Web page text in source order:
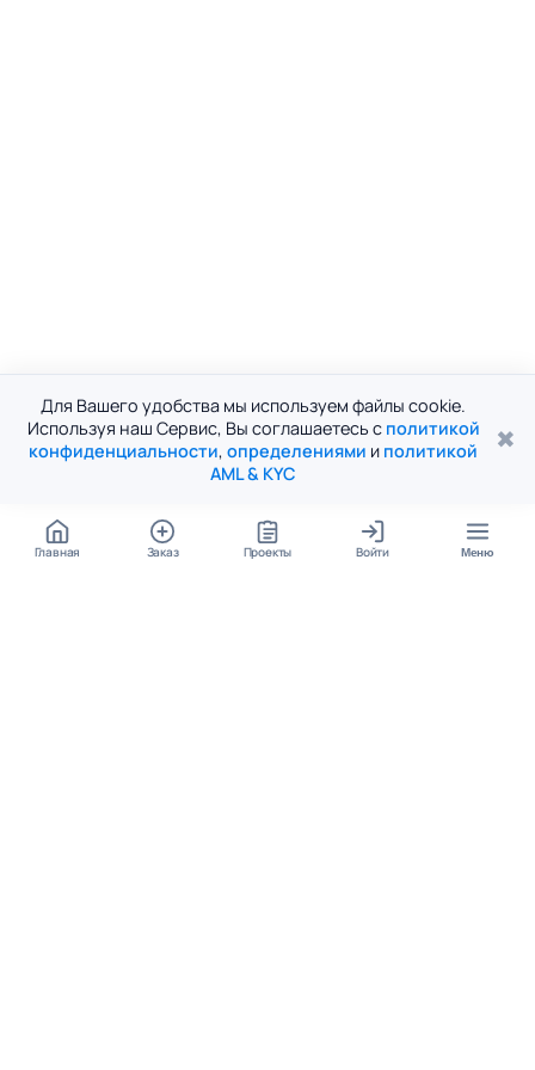
Для Вашего удобства мы используем файлы cookie.
Используя наш Сервис, Вы соглашаетесь с политикой
конфиденциальности, определениями и политикой
AML & KYC
✖
Главная Заказ Проекты Войти Меню